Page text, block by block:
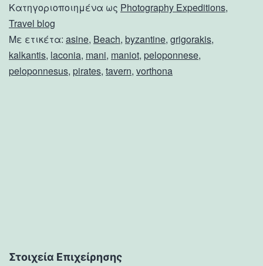
Κατηγοριοποιημένα ως Photography Expeditions,
Travel blog
Με ετικέτα: asine, Beach, byzantine, grigorakis,
kalkantis, laconia, mani, maniot, peloponnese,
peloponnesus, pirates, tavern, vorthona
Στοιχεία Επιχείρησης